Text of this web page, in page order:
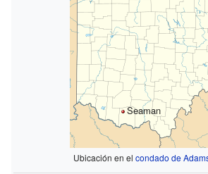
Seaman
Ubicación en el condado de